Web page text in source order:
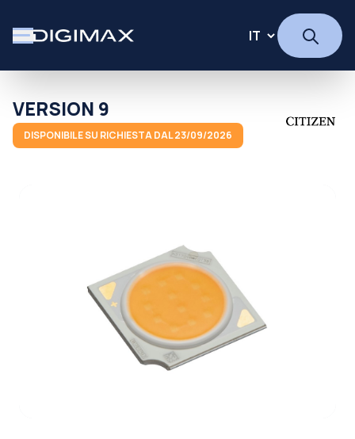
VERSION 9
DISPONIBILE SU RICHIESTA DAL 23/09/2026